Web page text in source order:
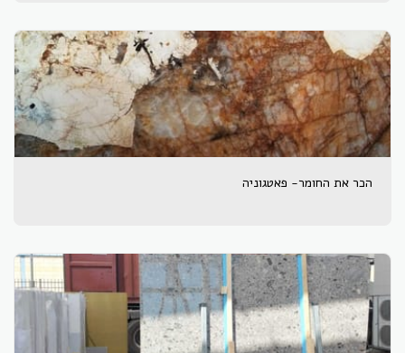
הכר את החומר- פאטגוניה